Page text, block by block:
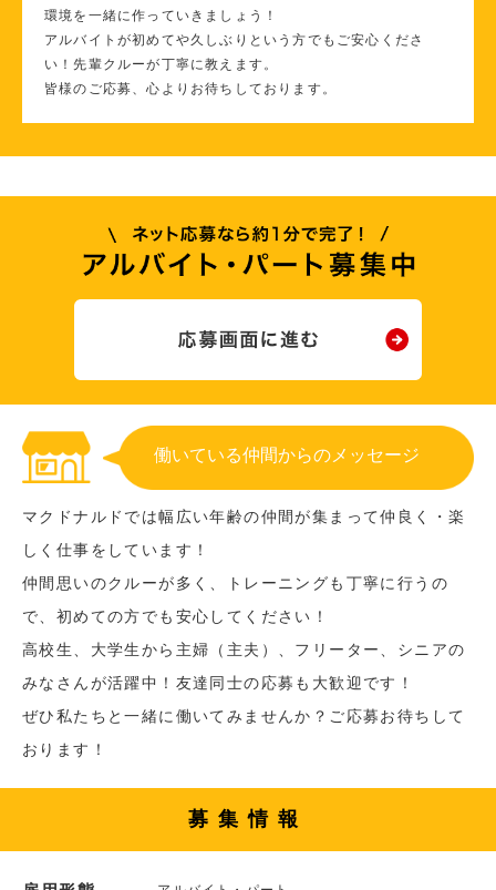
環境を一緒に作っていきましょう！
アルバイトが初めてや久しぶりという方でもご安心くださ
い！先輩クルーが丁寧に教えます。
皆様のご応募、心よりお待ちしております。
働いている仲間からのメッセージ
マクドナルドでは幅広い年齢の仲間が集まって仲良く・楽
しく仕事をしています！
仲間思いのクルーが多く、トレーニングも丁寧に行うの
で、初めての方でも安心してください！
高校生、大学生から主婦（主夫）、フリーター、シニアの
みなさんが活躍中！友達同士の応募も大歓迎です！
ぜひ私たちと一緒に働いてみませんか？ご応募お待ちして
おります！
募集情報